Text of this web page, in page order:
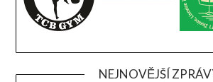
NEJNOVĚJŠÍ